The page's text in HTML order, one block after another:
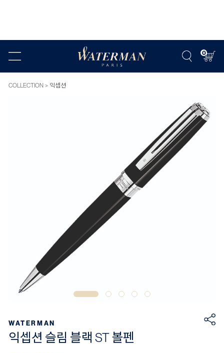
0
COLLECTION 익셉션
WATERMAN
익셉션 슬림 블랙 ST 볼펜